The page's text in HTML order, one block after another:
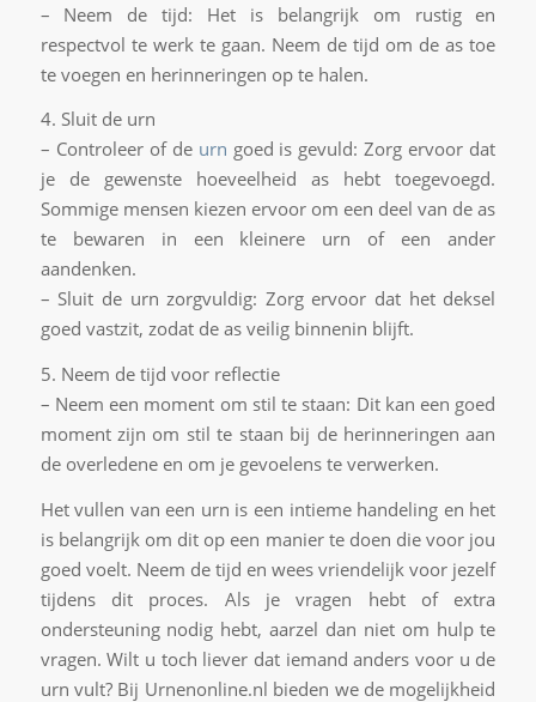
– Neem de tijd: Het is belangrijk om rustig en
respectvol te werk te gaan. Neem de tijd om de as toe
te voegen en herinneringen op te halen.
4. Sluit de urn
– Controleer of deurn goed is gevuld: Zorg ervoor dat
je de gewenste hoeveelheid as hebt toegevoegd.
Sommige mensen kiezen ervoor om een deel van de as
te bewaren in een kleinere urn of een ander
aandenken.
– Sluit de urn zorgvuldig: Zorg ervoor dat het deksel
goed vastzit, zodat de as veilig binnenin blijft.
5. Neem de tijd voor reflectie
– Neem een moment om stil te staan: Dit kan een goed
moment zijn om stil te staan bij de herinneringen aan
de overledene en om je gevoelens te verwerken.
Het vullen van een urn is een intieme handeling en het
is belangrijk om dit op een manier te doen die voor jou
goed voelt. Neem de tijd en wees vriendelijk voor jezelf
tijdens dit proces. Als je vragen hebt of extra
ondersteuning nodig hebt, aarzel dan niet om hulp te
vragen. Wilt u toch liever dat iemand anders voor u de
urn vult? Bij Urnenonline.nl bieden we de mogelijkheid